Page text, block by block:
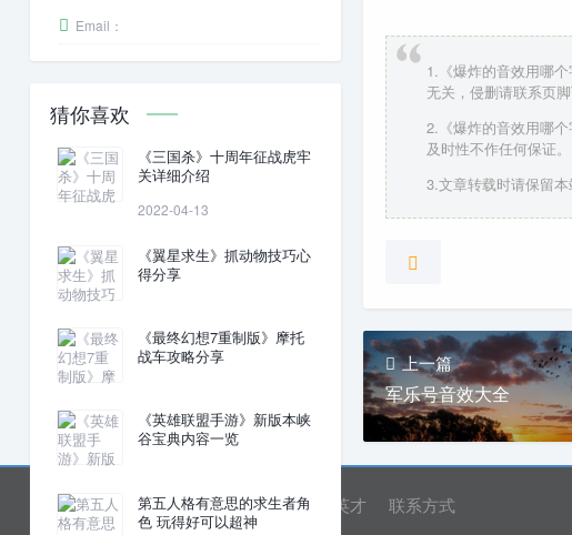
1.《爆炸的音效用哪
无关，侵删请联系页脚
2.《爆炸的音效用哪
及时性不作任何保证。
3.文章转载时请保留
上一篇
军乐号音效大全
Email：
猜你喜欢
《三国杀》十周年征战虎牢
关详细介绍
2022-04-13
《翼星求生》抓动物技巧心
得分享
《最终幻想7重制版》摩托
战车攻略分享
《英雄联盟手游》新版本峡
谷宝典内容一览
第五人格有意思的求生者角
色 玩得好可以超神
网站首页 关于我们 诚聘英才 联系方式